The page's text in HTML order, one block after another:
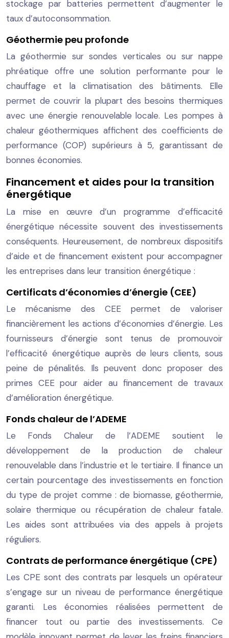
stockage par batteries permettent d’augmenter le
taux d’autoconsommation.
Géothermie peu profonde
La géothermie sur sondes verticales ou sur nappe
phréatique offre une solution performante pour le
chauffage et la climatisation des bâtiments. Elle
permet de couvrir la plupart des besoins thermiques
avec une énergie renouvelable locale. Les pompes à
chaleur géothermiques affichent des coefficients de
performance (COP) supérieurs à 5, garantissant de
bonnes économies.
Financement et aides pour la transition
énergétique
La mise en œuvre d’un programme d’efficacité
énergétique nécessite souvent des investissements
conséquents. Heureusement, de nombreux dispositifs
d’aide et de financement existent pour accompagner
les entreprises dans leur transition énergétique :
Certificats d’économies d’énergie (CEE)
Le mécanisme des CEE permet de valoriser
financièrement les actions d’économies d’énergie. Les
fournisseurs d’énergie sont tenus de promouvoir
l’efficacité énergétique auprès de leurs clients, sous
peine de pénalités. Ils peuvent donc proposer des
primes CEE pour aider au financement de travaux
d’amélioration énergétique.
Fonds chaleur de l’ADEME
Le Fonds Chaleur de l’ADEME soutient le
développement de la production de chaleur
renouvelable dans l’industrie et le tertiaire. Il finance un
certain pourcentage des investissements en fonction
du type de projet comme : de biomasse, géothermie,
solaire thermique ou récupération de chaleur fatale.
Les aides sont attribuées via des appels à projets
réguliers.
Contrats de performance énergétique (CPE)
Les CPE sont des contrats par lesquels un opérateur
s’engage sur un niveau de performance énergétique
garanti. Les économies réalisées permettent de
financer tout ou partie des investissements. Ce